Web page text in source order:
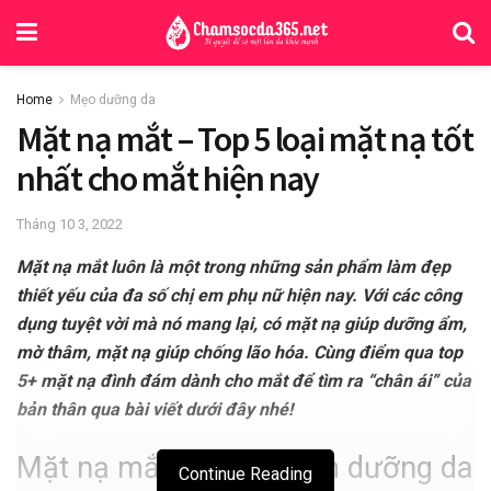
Home Mẹo dưỡng da
Mặt nạ mắt – Top 5 loại mặt nạ tốt
nhất cho mắt hiện nay
Tháng 10 3, 2022
Mặt nạ mắt luôn là một trong những sản phẩm làm đẹp
thiết yếu của đa số chị em phụ nữ hiện nay. Với các công
dụng tuyệt vời mà nó mang lại, có mặt nạ giúp dưỡng ẩm,
mờ thâm, mặt nạ giúp chống lão hóa. Cùng điểm qua top
5+ mặt nạ đình đám dành cho mắt để tìm ra “chân ái” của
bản thân qua bài viết dưới đây nhé!
Mặt nạ mắt là sản phẩm dưỡng da
Continue Reading